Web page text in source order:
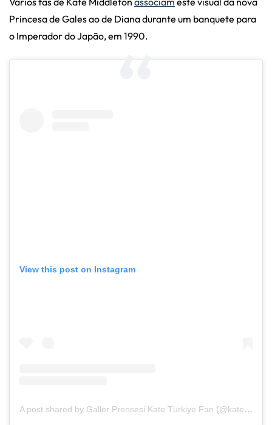
Princesa de Gales ao de Diana durante um banquete para
o Imperador do Japão, em 1990.
View this post on Instagram
A post shared by Galler Prensesi Kate Türkiye Fan (@katemiddleton_turkey)